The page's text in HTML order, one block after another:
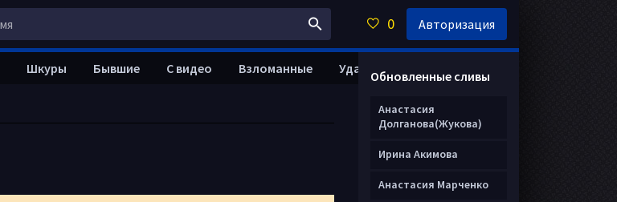
Шкуры Бывшие С видео Взломанные Удалить анкету
Обновленные сливы
Анастасия
Долганова(Жукова)
Ирина Акимова
Анастасия Марченко
0 Авторизация